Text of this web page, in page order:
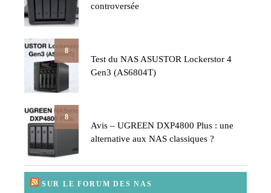
controversée
8
Test du NAS ASUSTOR Lockerstor 4
Gen3 (AS6804T)
8
Avis – UGREEN DXP4800 Plus : une
alternative aux NAS classiques ?
SUR LE FORUM DES NAS